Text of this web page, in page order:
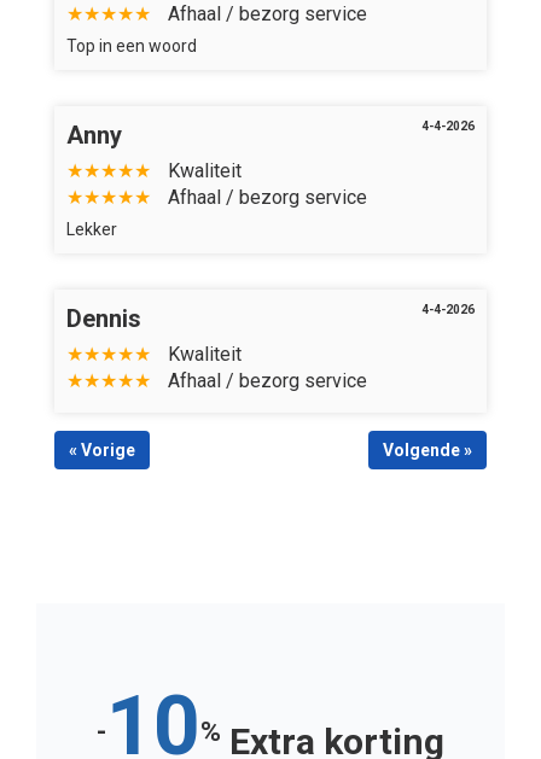
★★★★★
Afhaal / bezorg service
Top in een woord
Anny
★★★★★
Kwaliteit
★★★★★
Afhaal / bezorg service
Lekker
4-4-2026
Dennis
★★★★★
Kwaliteit
★★★★★
Afhaal / bezorg service
4-4-2026
« Vorige Volgende »
- 10% Extra korting